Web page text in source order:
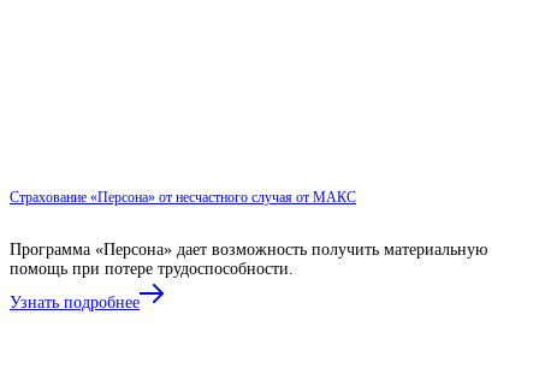
Страхование «Персона» от несчастного случая от МАКС
Программа «Персона» дает возможность получить материальную
помощь при потере трудоспособности.
Узнать подробнее